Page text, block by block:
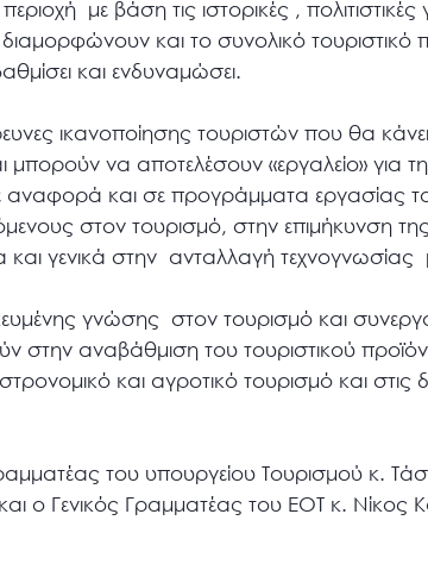
με βάση τις ιστορικές ,
και το συνολικό
και ενδυναμώσει.
ικανοποίησης τουριστών που θα
μπορούν να αποτελέσουν «εργαλείο» για
αναφορά και σε προγράμματα εργασίας
στον τουρισμό, στην επιμήκυνση της
και γενικά στην ανταλλαγή
γνώσης στον τουρισμό και
στην αναβάθμιση του τουριστικού
και αγροτικό τουρισμό και στις
του υπουργείου Τουρισμού κ.
ο Γενικός Γραμματέας του ΕΟΤ κ. Νίκος